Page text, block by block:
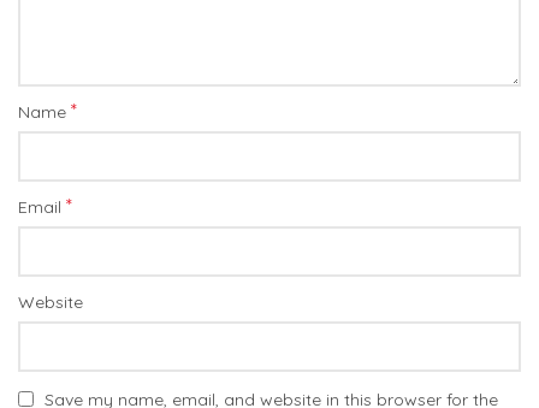
Name *
Email *
Website
Save my name, email, and website in this browser for the